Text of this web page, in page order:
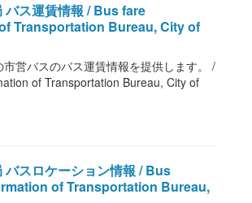
バス運賃情報 / Bus fare
Transportation Bureau, City of
営バスのバス運賃情報を提供します。 /
of Transportation Bureau, City of
バスロケーション情報 / Bus
of Transportation Bureau,